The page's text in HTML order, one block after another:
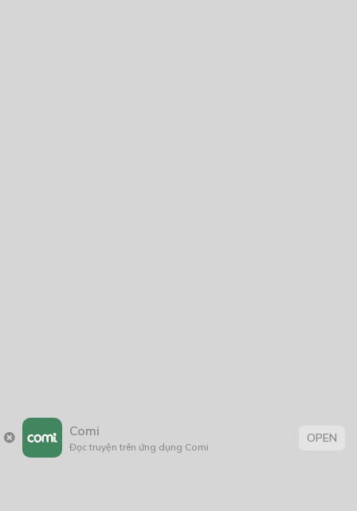
Comi
Đọc truyện trên ứng dụng Comi
OPEN